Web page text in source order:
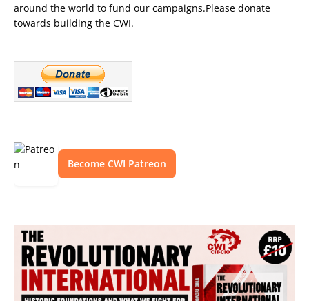
around the world to fund our campaigns.Please donate
towards building the CWI.
Become CWI Patreon